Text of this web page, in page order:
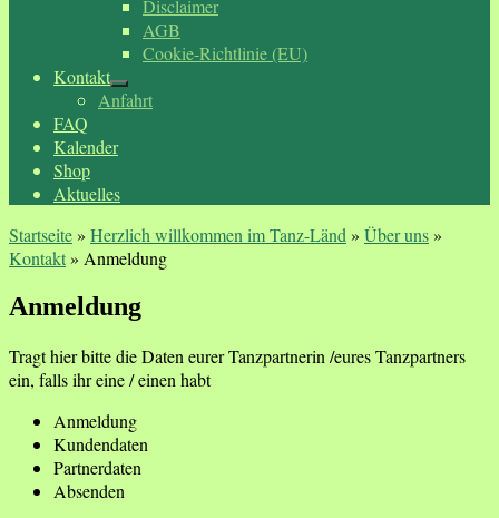
Disclaimer
AGB
Cookie-Richtlinie (EU)
Kontakt
Anfahrt
FAQ
Kalender
Shop
Aktuelles
Startseite» Herzlich willkommen im Tanz-Länd » Über uns»
Kontakt» Anmeldung
Anmeldung
Tragt hier bitte die Daten eurer Tanzpartnerin /eures Tanzpartners
ein, falls ihr eine / einen habt
Anmeldung
Kundendaten
Partnerdaten
Absenden